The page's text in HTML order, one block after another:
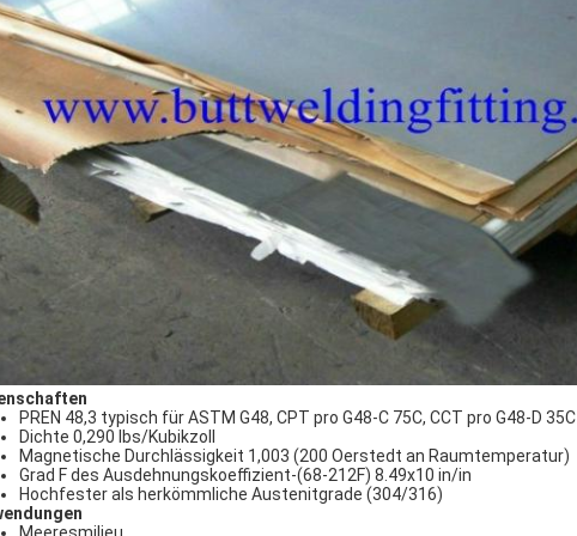
PREN 48,3 typisch für ASTM G48, CPT pro G48-C 75C, CCT pro G48-D 35C
Dichte 0,290 lbs/Kubikzoll
Magnetische Durchlässigkeit 1,003 (200 Oerstedt an Raumtemperatur)
Grad F des Ausdehnungskoeffizient-(68-212F) 8.49x10 in/in
Hochfester als herkömmliche Austenitgrade (304/316)
Meeresmilieu